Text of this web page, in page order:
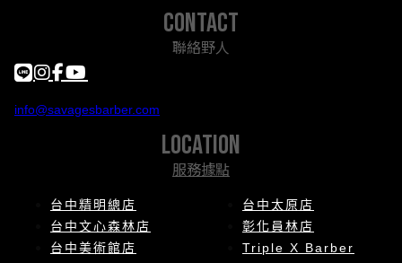
contact
聯絡野人
info@savagesbarber.com
location
服務據點
台中精明總店
台中文心森林店
台中美術館店
台中太原店
彰化員林店
Triple X Barber